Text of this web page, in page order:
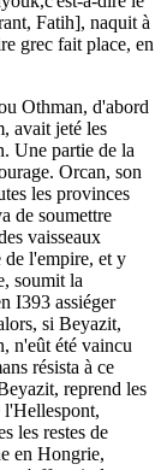
Fatih], naquit à
grec fait place, en
Othman, d'abord
avait jeté les
Une partie de la
Orcan, son
les provinces
de soumettre
vaisseaux
de l'empire, et y
soumit la
I393 assiéger
si Beyazit,
n'eût été vaincu
résista à ce
reprend les
l'Hellespont,
les restes de
en Hongrie,